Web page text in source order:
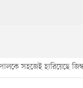
সহজেই হারিয়েছে